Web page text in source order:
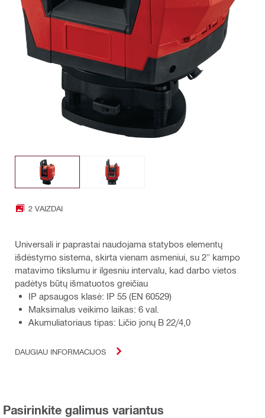
2 VAIZDAI
Universali ir paprastai naudojama statybos elementų
išdėstymo sistema, skirta vienam asmeniui, su 2" kampo
matavimo tikslumu ir ilgesniu intervalu, kad darbo vietos
padėtys būtų išmatuotos greičiau
IP apsaugos klasė: IP 55 (EN 60529)
Maksimalus veikimo laikas: 6 val.
Akumuliatoriaus tipas: Ličio jonų B 22/4,0
DAUGIAU INFORMACIJOS
Pasirinkite galimus variantus